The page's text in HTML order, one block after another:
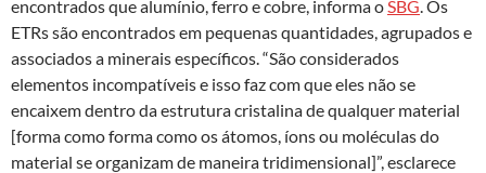
encontrados que alumínio, ferro e cobre, informa o SBG . Os
ETRs são encontrados em pequenas quantidades, agrupados e
associados a minerais específicos. “São considerados
elementos incompatíveis e isso faz com que eles não se
encaixem dentro da estrutura cristalina de qualquer material
[forma como forma como os átomos, íons ou moléculas do
material se organizam de maneira tridimensional]”, esclarece